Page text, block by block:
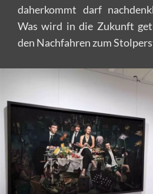
daherkommt darf
Was wird in die Zukunft
den Nachfahren zum